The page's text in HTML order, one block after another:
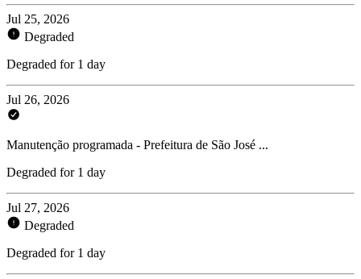
Jul 25, 2026
Degraded
Degraded for 1 day
Jul 26, 2026
Manutenção programada - Prefeitura de São José ...
Degraded for 1 day
Jul 27, 2026
Degraded
Degraded for 1 day